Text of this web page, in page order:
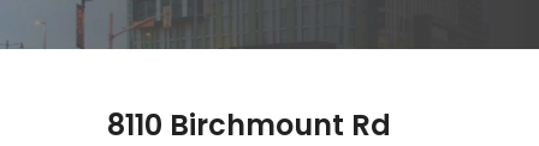
8110 Birchmount Rd